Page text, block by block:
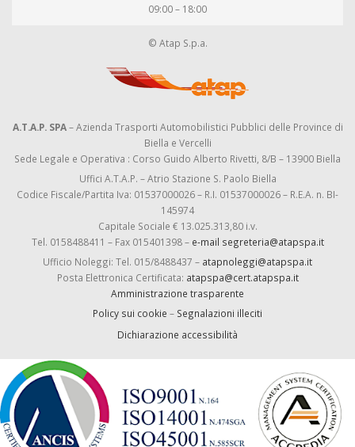
09:00 – 18:00
© Atap S.p.a.
A.T.A.P. SPA– Azienda Trasporti Automobilistici Pubblici delle Province di
Biella e Vercelli
Sede Legale e Operativa : Corso Guido Alberto Rivetti, 8/B – 13900 Biella
Uffici A.T.A.P. – Atrio Stazione S. Paolo Biella
Codice Fiscale/Partita Iva: 01537000026 – R.I. 01537000026 – R.E.A. n. BI-
145974
Capitale Sociale € 13.025.313,80 i.v.
Tel. 0158488411 – Fax 015401398 – e-mail segreteria@atapspa.it
Ufficio Noleggi: Tel. 015/8488437 – atapnoleggi@atapspa.it
Posta Elettronica Certificata: atapspa@cert.atapspa.it
Amministrazione trasparente
Policy sui cookie – Segnalazioni illeciti
Dichiarazione accessibilità